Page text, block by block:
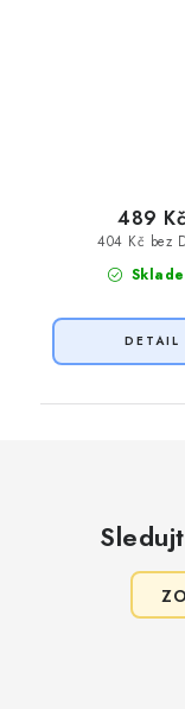
404 Kč bez
489 Kč